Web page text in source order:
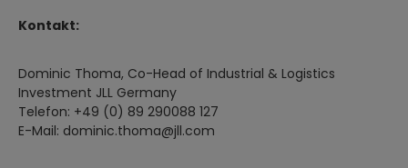
Kontakt:
Dominic Thoma, Co-Head of Industrial & Logistics
Investment JLL Germany
Telefon: +49 (0) 89 290088 127
E-Mail: dominic.thoma@jll.com